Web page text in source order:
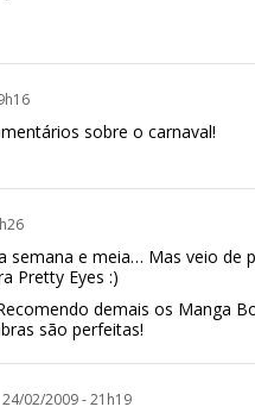
sobre o carnaval!
semana e meia… Mas veio de
Pretty Eyes :)
demais os Manga
são perfeitas!
24/02/2009 - 21h19